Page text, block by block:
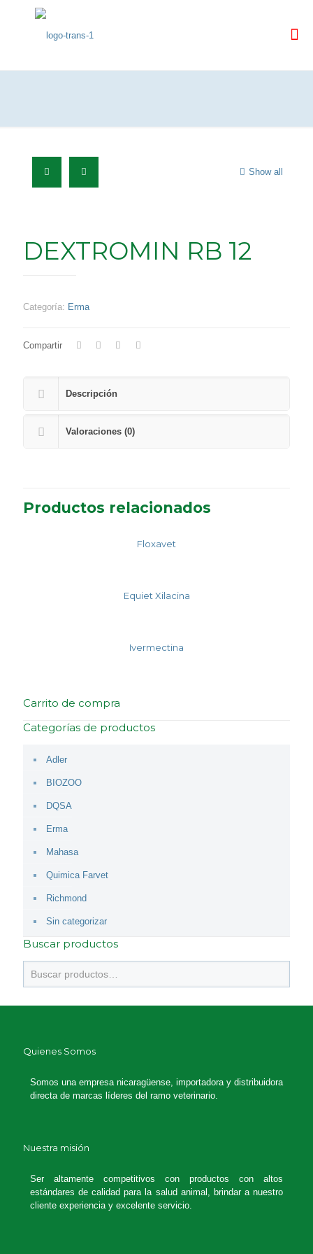
Show all
DEXTROMIN RB 12
Categoría: Erma
Compartir
Descripción
Valoraciones (0)
Productos relacionados
Floxavet
Equiet Xilacina
Ivermectina
Carrito de compra
Categorías de productos
Adler
BIOZOO
DQSA
Erma
Mahasa
Quimica Farvet
Richmond
Sin categorizar
Buscar productos
Quienes Somos
Somos una empresa nicaragüense, importadora y distribuidora
directa de marcas líderes del ramo veterinario.
Nuestra misión
Ser altamente competitivos con productos con altos
estándares de calidad para la salud animal, brindar a nuestro
cliente experiencia y excelente servicio.